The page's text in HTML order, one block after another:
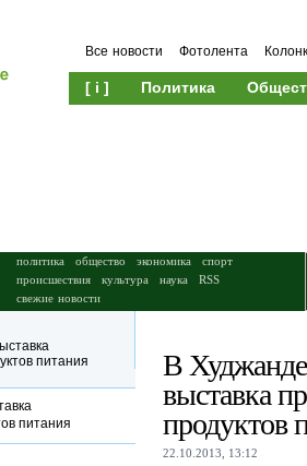
Все новости Фотолента
[ i ] Политика
политика общество экономика
спорт
происшествия
культура наука
RSS
свежие новости
В
выставка
продуктов
22.10.2013, 13:12
питания